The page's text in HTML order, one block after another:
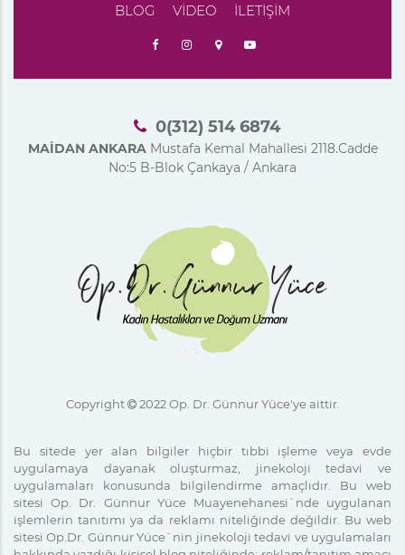
BLOG VİDEO İLETİŞİM
0(312) 514 6874
MAİDAN ANKARAMustafa Kemal Mahallesi 2118.Cadde
No:5 B-Blok Çankaya / Ankara
Copyright 2022Op. Dr. Günnur Yüce'ye aittir.
Bu sitede yer alan bilgiler hiçbir tıbbi işleme veya evde
uygulamaya dayanak oluşturmaz, jinekoloji tedavi ve
uygulamaları konusunda bilgilendirme amaçlıdır. Bu web
sitesiOp. Dr. Günnur Yüce Muayenehanesi`nde uygulanan
işlemlerin tanıtımı ya da reklamı niteliğinde değildir. Bu web
sitesi Op.Dr. Günnur Yüce`nin jinekoloji tedavi ve uygulamaları